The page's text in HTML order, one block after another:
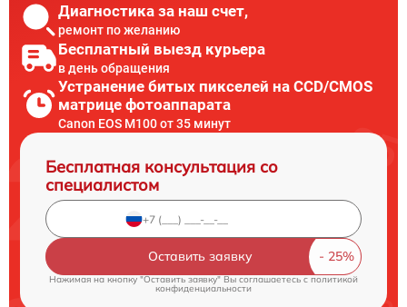
Диагностика за наш счет,
ремонт по желанию
Бесплатный выезд курьера
в день обращения
Устранение битых пикселей на CCD/CMOS
матрице фотоаппарата
Canon EOS M100 от 35 минут
Бесплатная консультация со
специалистом
Оставить заявку
Нажимая на кнопку "Оставить заявку" Вы соглашаетесь cполитикой
конфиденциальности